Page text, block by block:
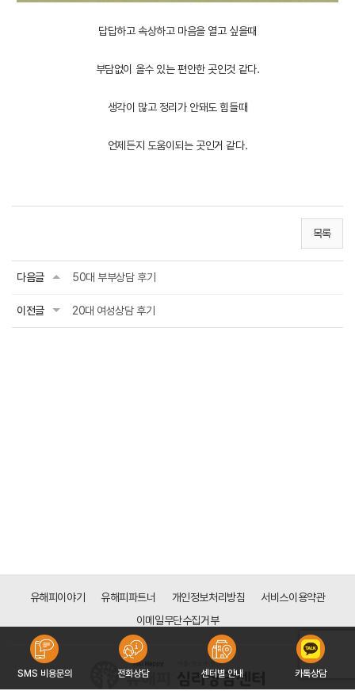
답답하고 속상하고 마음을 열고 싶을때
부담없이 올수 있는 편안한 곳인것 같다.
생각이 많고 정리가 안돼도 힘들때
언제든지 도움이되는 곳인거 같다.
목록
다음글 50대 부부상담 후기
이전글 20대 여성상담 후기
유해피이야기 유해피파트너 개인정보처리방침
서비스이용약관
이메일무단수집거부
SMS 비용문의 전화상담 센터별 안내 카톡상담